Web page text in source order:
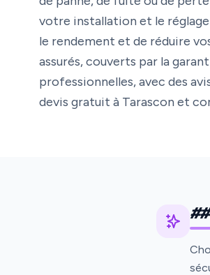
votre installation et le
le rendement et de réduire
assurés, couverts par la
professionnelles, avec des
devis gratuit à Tarascon et